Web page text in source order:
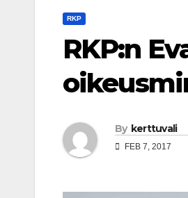
RKP
RKP:n
By kerttuvali
FEB 7, 2017